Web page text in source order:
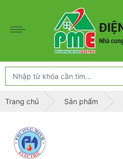
Trang chủ Sản phẩm